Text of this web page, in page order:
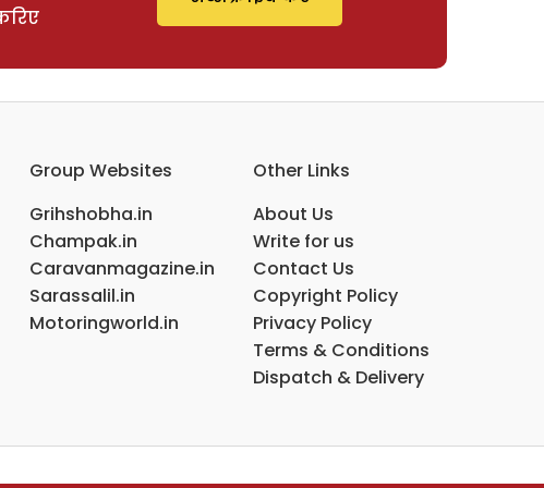
Group Websites
Grihshobha.in
Champak.in
Caravanmagazine.in
Sarassalil.in
Motoringworld.in
Other Links
About Us
Write for us
Contact Us
Copyright Policy
Privacy Policy
Terms & Conditions
Dispatch & Delivery